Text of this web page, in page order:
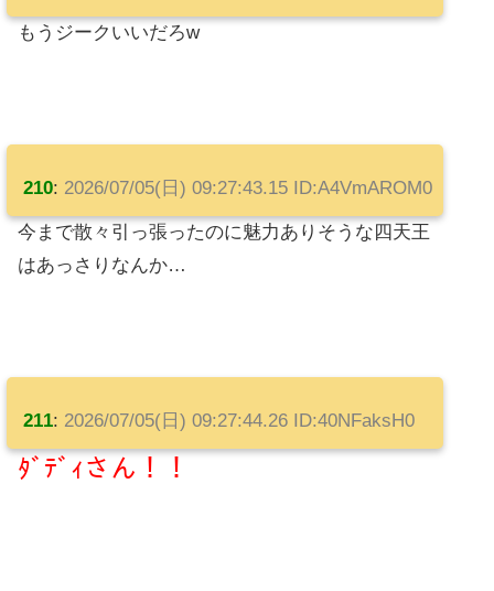
もうジークいいだろw
210: 2026/07/05(日) 09:27:43.15 ID:A4VmAROM0
今まで散々引っ張ったのに魅力ありそうな四天王
はあっさりなんか…
211: 2026/07/05(日) 09:27:44.26 ID:40NFaksH0
ﾀﾞﾃﾞｨさん！！